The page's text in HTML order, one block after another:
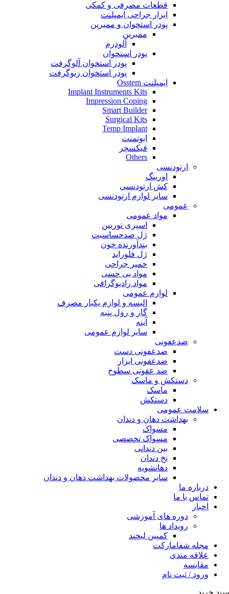
قطعات مصرفی و کمکی
ابزار جراحی ایمپلنت
پودر استخوان و ممبرین
ممبرین
آلودرم
پودر استخوان
پودر استخوان آلوگرفت
پودر استخوان زنوگرفت
ایمپلنت Osstem
Implant Instruments Kits
Impression Coping
Smart Builder
Surgical Kits
Temp Implant
ابوتمنت
فیکسچر
Others
ارتودنسی
اورینگ
کش ارتودنسی
سایر لوازم ارتودنسی
عمومی
مواد عمومی
اسپری توربین
ژل ضدحساسیت
بندآورنده خون
ژل فلوراید
خمیر جراحی
مواد بی حسی
مواد رادیوگرافی
لوازم عمومی
البسه و لوازم یکبار مصرف
گاز و رول پنبه
آینه
سایر لوازم عمومی
ضدعفونی
ضدعفونی دست
ضدعفونی ابزار
ضد عفونی سطوح
دستکش و ماسک
ماسک
دستکش
سلامت عمومی
بهداشت دهان و دندان
مسواک
مسواک تخصصی
بین دندانی
نخ دندان
دهانشویه
سایر محصولات بهداشت دهان و دندان
درباره ما
تماس با ما
اخبار
دوره های آموزشی
رویداد ها
کمپین لبخند
مجله شفامارکت
علاقه مندی
مقایسه
ورود / ثبت نام
سبد خرید